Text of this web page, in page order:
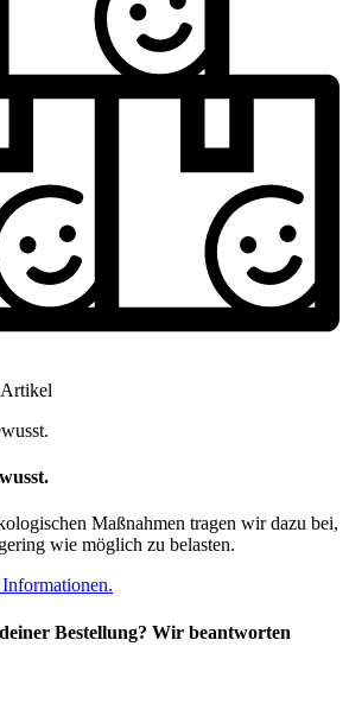
Maßnahmen tragen wir dazu bei,
wie möglich zu belasten.
Bestellung? Wir beantworten